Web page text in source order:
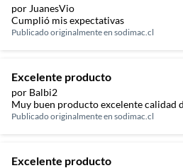
por JuanesVio
Cumplió mis expectativas
Publicado originalmente en sodimac.cl
Excelente producto
por Balbi2
Muy buen producto excelente calidad
Publicado originalmente en sodimac.cl
Excelente producto